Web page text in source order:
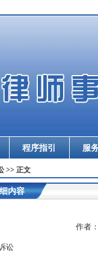
程序指引 服
>> 正文
内容
作者
讼